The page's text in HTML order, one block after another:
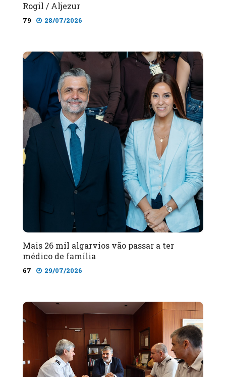
Rogil / Aljezur
79 28/07/2026
Mais 26 mil algarvios vão passar a ter
médico de família
67 29/07/2026